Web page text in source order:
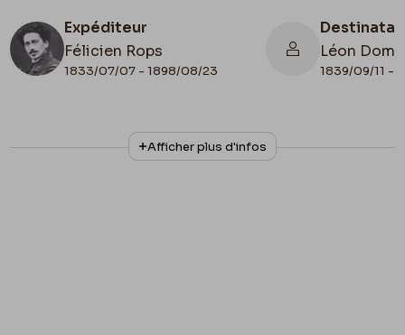
Expéditeur
Félicien Rops
1833/07/07 - 1898/08/23
Léon
1839/09/11 -
N° d'inventaire
II/6655/470/53
Collationnage
Autographe
Afficher plus d'infos